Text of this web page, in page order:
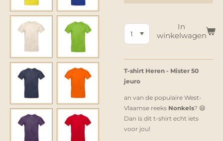
In
winkelwagen
T-shirt Heren - Mister 50
jeuro
an van de populaire West-
Vlaamse reeks Nonkels? 😄
Dan is dit t-shirt echt iets
voor jou!